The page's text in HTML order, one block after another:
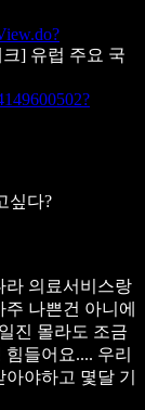
] 유럽 주요 국
싶다?
라 의료서비스랑
나쁜건 아니에
진 몰라도 조금
들어요.... 우리
야하고 몇달 기